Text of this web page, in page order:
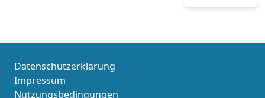
Datenschutzerklärung
Impressum
Nutzungsbedingungen